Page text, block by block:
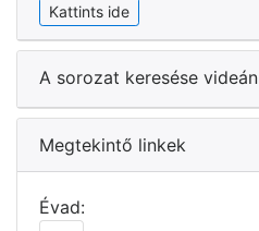
Kattints ide
A sorozat keresése videán
Megtekintő linkek
Évad: